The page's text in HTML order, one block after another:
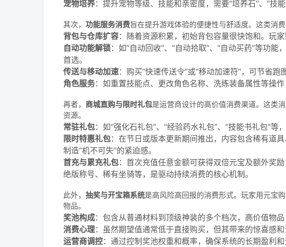
宠物培养：提升宠物等级、技能和亲密度，需要“培养石”、“技
其次， 功能服务消费旨在提升游戏体验的便捷性与舒适度。这类消
背包与仓库扩容：随着资源积累，初始背包容量很快饱和。玩
自动功能解锁 ：如“自动回收”、“自动拾取”、“自动买药”等功
首选。
传送与移动加速：购买“快速传送令”或“移动加速符”，可节省跑
角色服务：如重置技能点、更改角色名称、洗练装备属性等操
再者， 商城直购与限时礼包是运营商设计的高价值消费渠道。这类
资源。
常驻礼包：如“强化石礼包”、“经验药水礼包”、“技能书礼包”
限时特惠礼包：在节日或版本更新期间推出，内容包含稀有道
制造“机不可失”的紧迫感。
首充与累充礼包：首次充值任意金额可获得双倍元宝及额外奖
绝版称号、稀有坐骑等，是驱动持续消费的核心机制。
此外， 抽奖与开宝箱系统是高风险高回报的消费形式。玩家用元宝
物品。
奖池构成：包含从普通材料到顶级神装的多个档次，高价值物
消费心理：虽然期望值通常低于直接购买，但其带来的惊喜感
运营商调控：通过控制奖池权重和概率，确保系统的长期盈利和